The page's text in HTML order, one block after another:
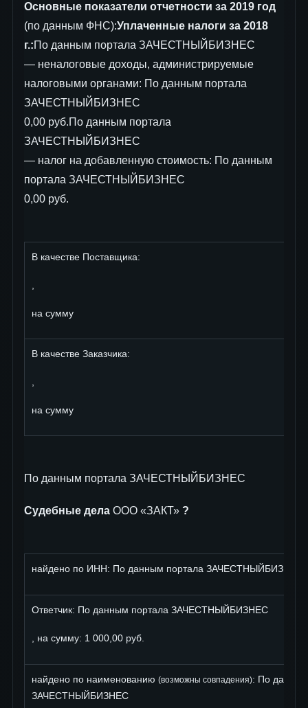
Основные показатели отчетности за 2019 год
(по данным ФНС):Уплаченные налоги за 2018
г.:По данным портала ЗАЧЕСТНЫЙБИЗНЕС
— неналоговые доходы, администрируемые
налоговыми органами: По данным портала
ЗАЧЕСТНЫЙБИЗНЕС
0,00 руб.По данным портала
ЗАЧЕСТНЫЙБИЗНЕС
— налог на добавленную стоимость: По данным
портала ЗАЧЕСТНЫЙБИЗНЕС
0,00 руб.
В качестве Поставщика:
на сумму
В качестве Заказчика:
на сумму
По данным портала ЗАЧЕСТНЫЙБИЗНЕС
Судебные дела ООО «ЗАКТ» ?
найдено по ИНН: По данным портала ЗАЧЕСТНЫЙБИЗНЕС
Ответчик: По данным портала ЗАЧЕСТНЫЙБИЗНЕС
, на сумму: 1 000,00 руб.
найдено по наименованию (возможны совпадения): По
ЗАЧЕСТНЫЙБИЗНЕС